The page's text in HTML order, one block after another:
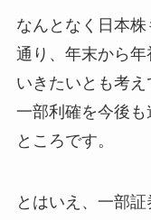
なんとなく日本
通り、年末から
いきたいとも考
一部利確を今後
ところです。
とはいえ、一部